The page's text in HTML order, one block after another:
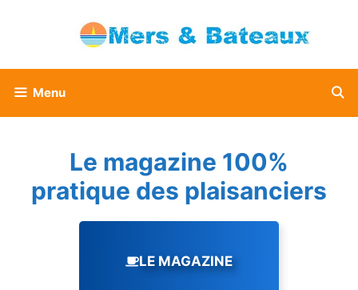
Menu
Le magazine 100%
pratique des plaisanciers
LE MAGAZINE